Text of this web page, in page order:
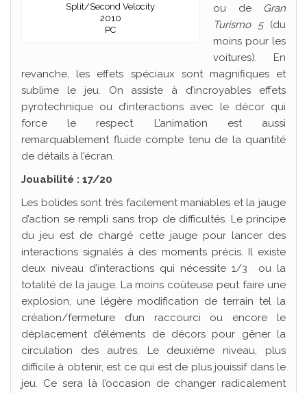
Split/Second Velocity
2010
PC
ou de Gran
Turismo 5(du
moins pour les
voitures). En
revanche, les effets spéciaux sont magnifiques et
sublime le jeu. On assiste à d’incroyables effets
pyrotechnique ou d’interactions avec le décor qui
force le respect. L’animation est aussi
remarquablement fluide compte tenu de la quantité
de détails à l’écran.
Jouabilité : 17/20
Les bolides sont très facilement maniables et la jauge
d’action se rempli sans trop de difficultés. Le principe
du jeu est de chargé cette jauge pour lancer des
interactions signalés à des moments précis. Il existe
deux niveau d’interactions qui nécessite 1/3 ou la
totalité de la jauge. La moins coûteuse peut faire une
explosion, une légère modification de terrain tel la
création/fermeture d’un raccourci ou encore le
déplacement d’éléments de décors pour gêner la
circulation des autres. Le deuxième niveau, plus
difficile à obtenir, est ce qui est de plus jouissif dans le
jeu. Ce sera là l’occasion de changer radicalement